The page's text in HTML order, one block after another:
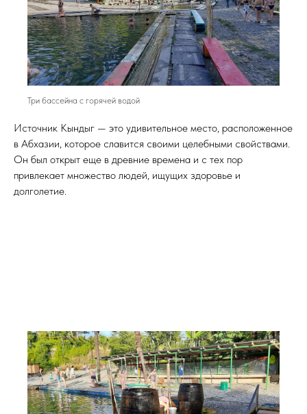
Три бассейна с горячей водой
Источник Кындыг — это удивительное место, расположенное
в Абхазии, которое славится своими целебными свойствами.
Он был открыт еще в древние времена и с тех пор
привлекает множество людей, ищущих здоровье и
долголетие.